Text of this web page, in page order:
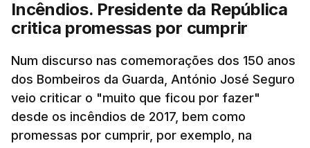
Incêndios. Presidente da República
critica promessas por cumprir
Num discurso nas comemorações dos 150 anos
dos Bombeiros da Guarda, António José Seguro
veio criticar o "muito que ficou por fazer"
desde os incêndios de 2017, bem como
promessas por cumprir, por exemplo, na